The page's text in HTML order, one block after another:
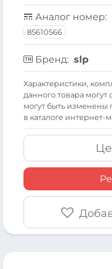
Аналог номер:
85610566
Бренд: slp
Xарактеристики,
данного товара могут
могут быть изменены
в каталоге интернет-